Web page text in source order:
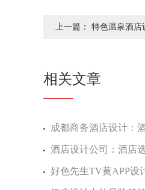
上一篇： 特色温泉酒店
相关文章
成都商务酒店设计
酒店设计公司：酒店
好色先生TV黄APP设计